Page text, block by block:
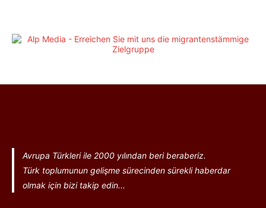
Avrupa Türkleri ile 2000 yılından beri beraberiz.
Türk toplumunun gelişme sürecinden sürekli haberdar
olmak için bizi takip edin...